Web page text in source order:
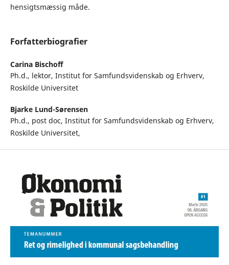
hensigtsmæssig måde.
Forfatterbiografier
Carina Bischoff
Ph.d., lektor, Institut for Samfundsvidenskab og Erhverv,
Roskilde Universitet
Bjarke Lund-Sørensen
Ph.d., post doc, Institut for Samfundsvidenskab og Erhverv,
Roskilde Universitet,